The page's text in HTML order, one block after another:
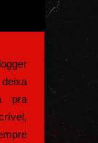
pra